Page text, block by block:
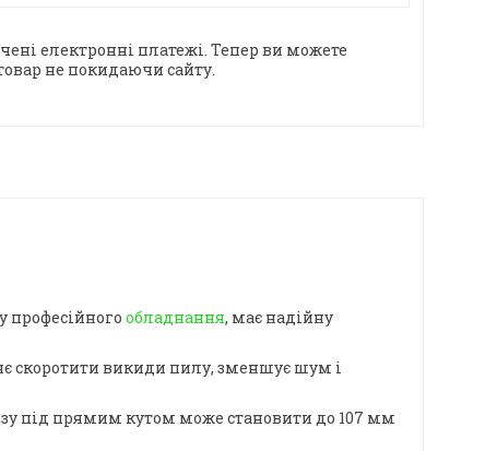
електронні платежі. Тепер ви можете
не покидаючи сайту.
професійного обладнання, має надійну
скоротити викиди пилу, зменшує шум і
під прямим кутом може становити до 107 мм